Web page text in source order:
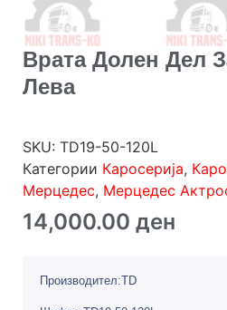
Врата Долен Дел
Лева
SKU: TD19-50-120L
Категории Каросерија,
Мерцедес, Мерцедес
14,000.00 ден
Производител:TD